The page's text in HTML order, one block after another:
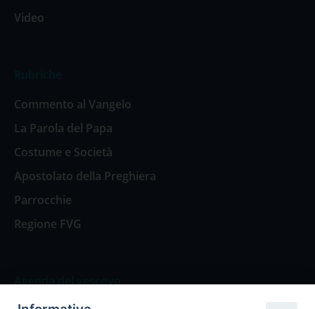
Video
Commento al Vangelo
La Parola del Papa
Costume e Società
Apostolato della Preghiera
Parrocchie
Regione FVG
Agenda del vescovo